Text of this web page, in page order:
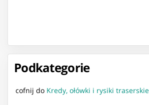
Podkategorie
cofnij do Kredy, ołówki i rysiki traserskie